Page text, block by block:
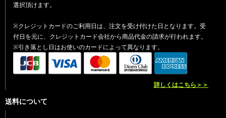
選択頂けます。
※クレジットカードのご利用日は、注文を受け付けた日となります。受
付日を元に、クレジットカード会社から商品代金の請求が行われます。
※引き落とし日はお使いのカードによって異なります。
詳しくはこちら＞＞
送料について